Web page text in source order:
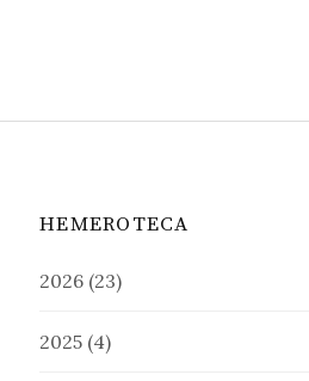
HEMEROTECA
2026 (23)
2025 (4)